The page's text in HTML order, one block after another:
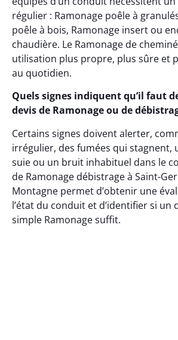
régulier : Ramonage poêle à
poêle à bois, Ramonage insert ou
chaudière. Le Ramonage de
utilisation plus propre, plus sûre et
au quotidien.
Quels signes indiquent qu’il faut
devis de Ramonage ou de
Certains signes doivent alerter,
irrégulier, des fumées qui stagnent,
suie ou un bruit inhabituel dans le
de Ramonage débistrage à Saint-
Montagne permet d’obtenir une
l’état du conduit et d’identifier si un
simple Ramonage suffit.